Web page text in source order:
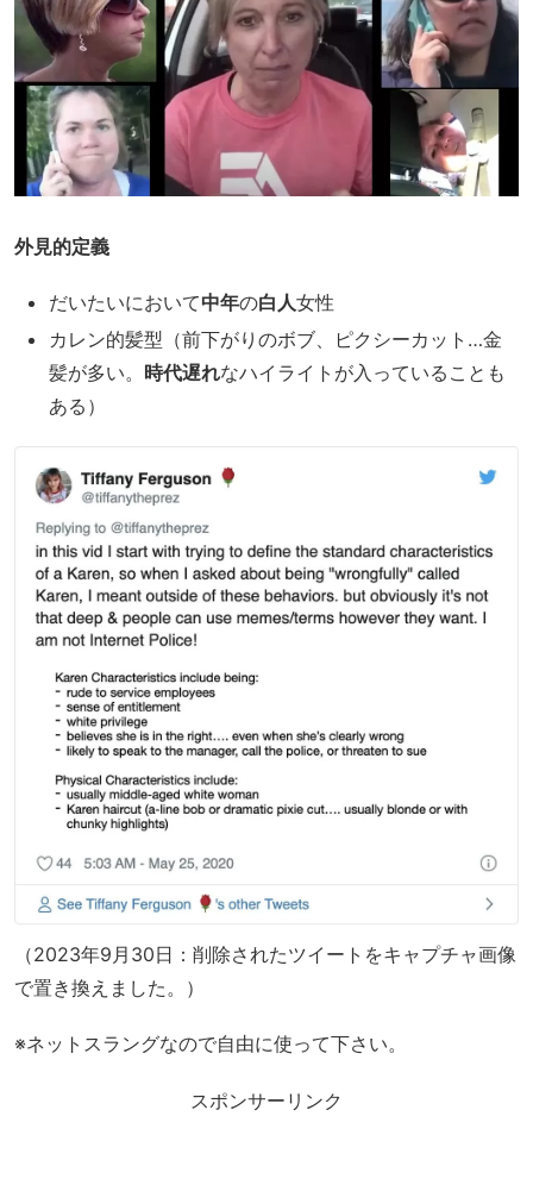
外見的定義
だいたいにおいて中年の白人女性
カレン的髪型（前下がりのボブ、ピクシーカット…金
髪が多い。 時代遅れなハイライトが入っていることも
ある）
（2023年9月30日：削除されたツイートをキャプチャ画像
で置き換えました。）
※ネットスラングなので自由に使って下さい。
スポンサーリンク